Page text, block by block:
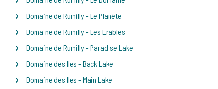
Domaine de Rumilly - Le Planète
Domaine de Rumilly - Les Erables
Domaine de Rumilly - Paradise Lake
Domaine des Iles - Back Lake
Domaine des Iles - Main Lake